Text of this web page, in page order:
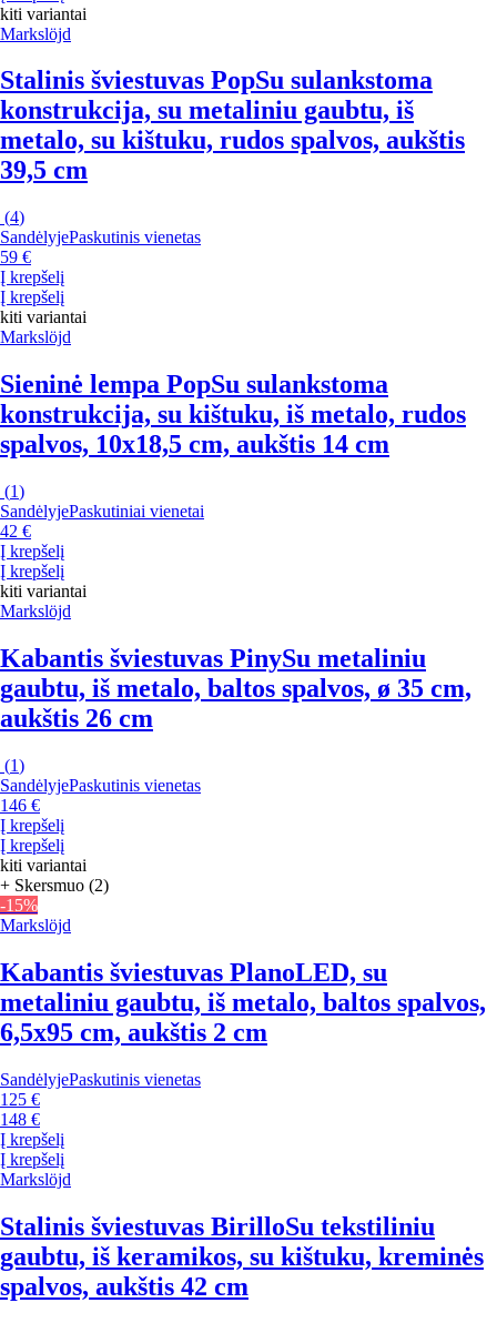
kiti variantai
Markslöjd
Stalinis šviestuvas PopSu sulankstoma
konstrukcija, su metaliniu gaubtu, iš
metalo, su kištuku, rudos spalvos, aukštis
39,5 cm
(4)
SandėlyjePaskutinis vienetas
59 €
Į krepšelį
Į krepšelį
kiti variantai
Markslöjd
Sieninė lempa PopSu sulankstoma
konstrukcija, su kištuku, iš metalo, rudos
spalvos, 10x18,5 cm, aukštis 14 cm
(1)
SandėlyjePaskutiniai vienetai
42 €
Į krepšelį
Į krepšelį
kiti variantai
Markslöjd
Kabantis šviestuvas PinySu metaliniu
gaubtu, iš metalo, baltos spalvos, ø 35 cm,
aukštis 26 cm
(1)
SandėlyjePaskutinis vienetas
146 €
Į krepšelį
Į krepšelį
kiti variantai
+ Skersmuo (2)
-15%
Markslöjd
Kabantis šviestuvas PlanoLED, su
metaliniu gaubtu, iš metalo, baltos spalvos,
6,5x95 cm, aukštis 2 cm
SandėlyjePaskutinis vienetas
125 €
148 €
Į krepšelį
Į krepšelį
Markslöjd
Stalinis šviestuvas BirilloSu tekstiliniu
gaubtu, iš keramikos, su kištuku, kreminės
spalvos, aukštis 42 cm